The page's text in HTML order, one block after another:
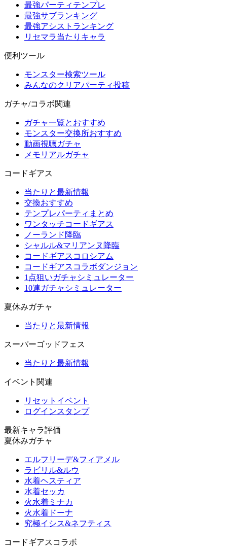
最強パーティテンプレ
最強サブランキング
最強アシストランキング
リセマラ当たりキャラ
便利ツール
モンスター検索ツール
みんなのクリアパーティ投稿
ガチャ/コラボ関連
ガチャ一覧とおすすめ
モンスター交換所おすすめ
動画視聴ガチャ
メモリアルガチャ
コードギアス
当たりと最新情報
交換おすすめ
テンプレパーティまとめ
ワンタッチコードギアス
ノーランド降臨
シャルル&マリアンヌ降臨
コードギアスコロシアム
コードギアスコラボダンジョン
1点狙いガチャシミュレーター
10連ガチャシミュレーター
夏休みガチャ
当たりと最新情報
スーパーゴッドフェス
当たりと最新情報
イベント関連
リセットイベント
ログインスタンプ
最新キャラ評価
夏休みガチャ
エルフリーデ&フィアメル
ラビリル&ルウ
水着ヘスティア
水着セッカ
火水着ミナカ
火水着ドーナ
究極イシス&ネフティス
コードギアスコラボ